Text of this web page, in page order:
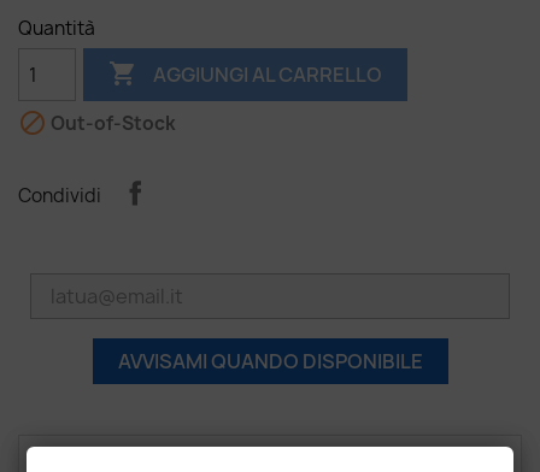
Quantità
 AGGIUNGI AL CARRELLO
 Out-of-Stock
Condividi
AVVISAMI QUANDO DISPONIBILE